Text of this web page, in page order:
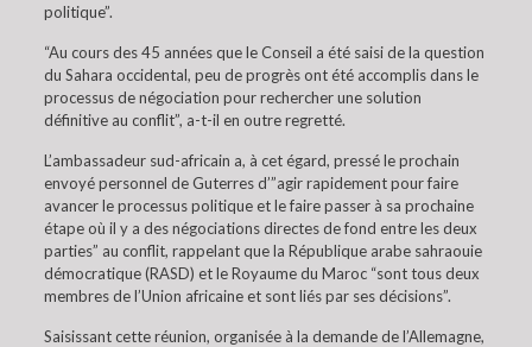
politique”.
“Au cours des 45 années que le Conseil a été saisi de la question
du Sahara occidental, peu de progrès ont été accomplis dans le
processus de négociation pour rechercher une solution
définitive au conflit”, a-t-il en outre regretté.
L’ambassadeur sud-africain a, à cet égard, pressé le prochain
envoyé personnel de Guterres d’”agir rapidement pour faire
avancer le processus politique et le faire passer à sa prochaine
étape où il y a des négociations directes de fond entre les deux
parties” au conflit, rappelant que la République arabe sahraouie
démocratique (RASD) et le Royaume du Maroc “sont tous deux
membres de l’Union africaine et sont liés par ses décisions”.
Saisissant cette réunion, organisée à la demande de l’Allemagne,